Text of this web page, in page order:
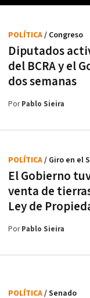
Diputados
del BCRA y el
dos semanas
POLÍTICA/ Congreso
PorPablo Sieira
El Gobierno
venta de
Ley de
POLÍTICA/ Giro en el
PorPablo Sieira
POLÍTICA/ Senado